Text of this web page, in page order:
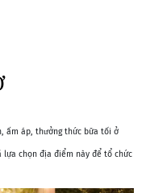
ấm áp, thưởng thức bữa tối ở
chọn địa điểm này để tổ chức